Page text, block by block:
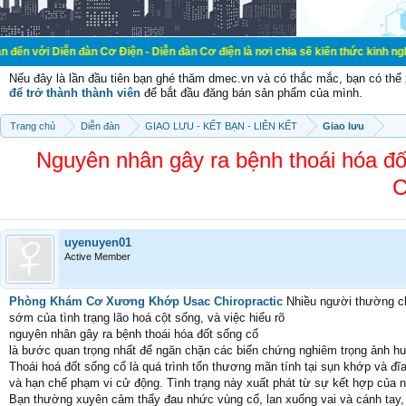
đàn Cơ Điện - Diễn đàn Cơ điện là nơi chia sẽ kiến thức kinh nghiệm
Nếu đây là lần đầu tiên bạn ghé thăm dmec.vn và có thắc mắc, bạn có
để trở thành thành viên để bắt đầu đăng bán sản phẩm của mình.
Trang chủ Diễn đàn GIAO LƯU - KẾT BẠN - LIÊN KẾT Giao lưu
Nguyên nhân gây ra bệnh thoái hóa
uyenuyen01
Active Member
Phòng Khám Cơ Xương Khớp Usac Chiropractic Nhiều người thường
sớm của tình trạng lão hoá cột sống, và việc hiểu rõ
nguyên nhân gây ra bệnh thoái hóa đốt sống cổ
là bước quan trọng nhất để ngăn chặn các biến chứng nghiêm trọng ảnh
Thoái hoá đốt sống cổ là quá trình tổn thương mãn tính tại sụn khớp và
và hạn chế phạm vi cử động. Tình trạng này xuất phát từ sự kết hợp của
Bạn thường xuyên cảm thấy đau nhức vùng cổ, lan xuống vai và cánh